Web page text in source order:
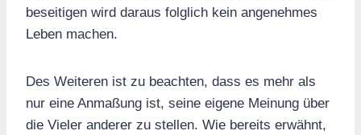
beseitigen wird daraus folglich kein angenehmes
Leben machen.
Des Weiteren ist zu beachten, dass es mehr als
nur eine Anmaßung ist, seine eigene Meinung über
die Vieler anderer zu stellen. Wie bereits erwähnt,